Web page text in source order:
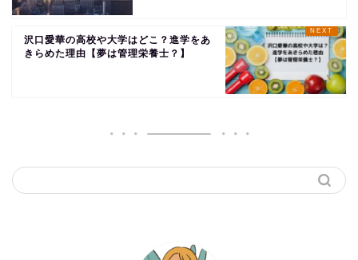
沢口愛華の高校や大学はどこ？進学をあ
きらめた理由【夢は管理栄養士？】